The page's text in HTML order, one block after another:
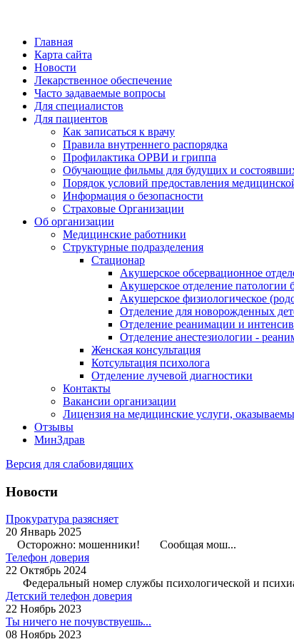
Главная
Карта сайта
Новости
Лекарственное обеспечение
Часто задаваемые вопросы
Для специалистов
Для пациентов
Как записаться к врачу
Правила внутреннего распорядка
Профилактика ОРВИ и гриппа
Обучающие фильмы для будущих и
Порядок условий предоставления
Информация о безопасности
Страховые Организации
Об организации
Медицинские работники
Структурные подразделения
Стационар
Акушерское обсервационное
Акушерское отделение патологии
Акушерское физиологическое
Отделение для новорожденных
Отделение реанимации и
Отделение анестезиологии -
Женская консультация
Котсультация психолога
Отделение лучевой диагностики
Контакты
Вакансии организации
Лицензия на медицинские услуги,
Отзывы
МинЗдрав
Версия для слабовидящих
Новости
Прокуратура разясняет
20 Январь 2025
Осторожно: мошенники! Сообщая мош...
Телефон доверия
22 Октябрь 2024
Федеральный номер службы психологической и
Детский телефон доверия
22 Ноябрь 2023
Ты ничего не почувствуешь...
08 Ноябрь 2023